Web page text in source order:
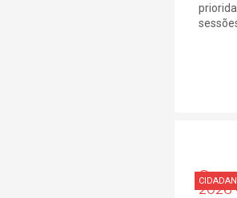
2026